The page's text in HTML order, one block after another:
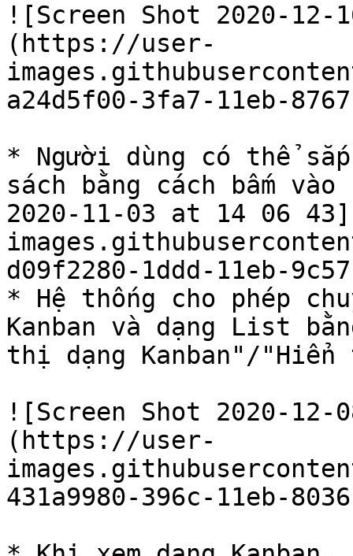
![Screen Shot 2020-
(https://user-
a24d5f00-3fa7-11eb-
* Người dùng có thể
sách bằng cách bấm
2020-11-03 at 14 06
d09f2280-1ddd-11eb-
* Hệ thống cho phép
Kanban và dạng List
thị dạng Kanban"/
![Screen Shot 2020-
(https://user-
431a9980-396c-11eb-